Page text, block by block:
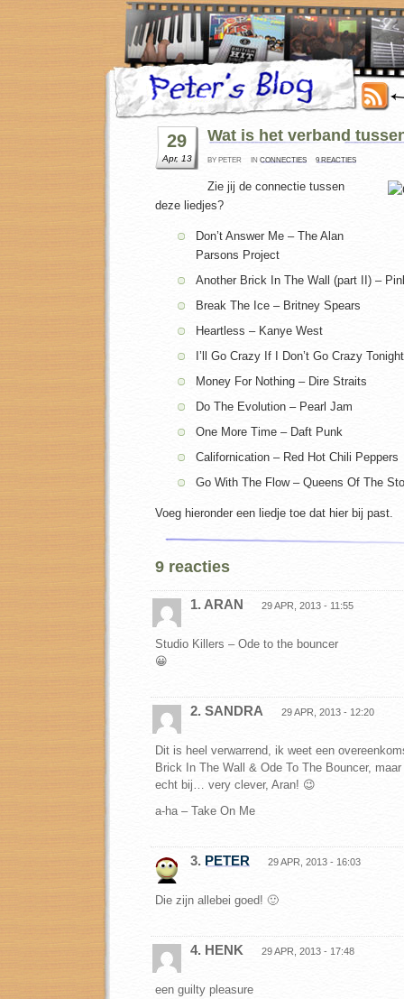
29
Apr, 13
Wat is het verband
BY PETER IN CONNECTIES 9 REACTIES
Zie jij de connectie tussen
deze liedjes?
Don’t Answer Me – The Alan
Parsons Project
Another Brick In The Wall (part II) –
Break The Ice – Britney Spears
Heartless – Kanye West
I’ll Go Crazy If I Don’t Go Crazy
Money For Nothing – Dire Straits
Do The Evolution – Pearl Jam
One More Time – Daft Punk
Californication – Red Hot Chili Peppers
Go With The Flow – Queens Of The
Voeg hieronder een liedje toe dat hier bij past.
9 reacties
1. ARAN 29 APR, 2013 - 11:55
Studio Killers – Ode to the bouncer
😀
2. SANDRA 29 APR, 2013 - 12:20
Dit is heel verwarrend, ik weet een
Brick In The Wall & Ode To The Bouncer,
echt bij… very clever, Aran! 😉
a-ha – Take On Me
3. PETER 29 APR, 2013 - 16:03
Die zijn allebei goed! 🙂
4. HENK 29 APR, 2013 - 17:48
een guilty pleasure